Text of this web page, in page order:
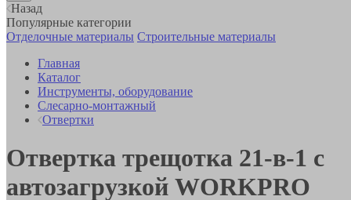
Назад
Популярные категории
Отделочные материалы Строительные материалы
Главная
Каталог
Инструменты, оборудование
Слесарно-монтажный
Отвертки
Отвертка трещотка 21-в-1 с
автозагрузкой WORKPRO